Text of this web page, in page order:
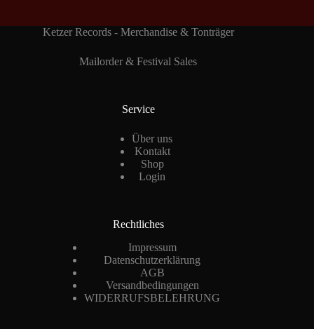
Ketzer Records - Merchandise & Tonträger
Mailorder & Festival Sales
Service
Über uns
Kontakt
Shop
Login
Rechtliches
Impressum
Datenschutzerklärung
AGB
Versandbedingungen
WIDERRUFSBELEHRUNG